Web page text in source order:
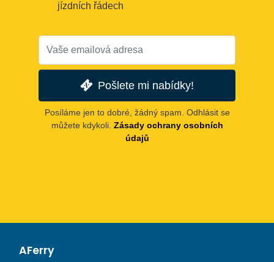
jízdních řádech
Pošlete mi nabídky!
Posíláme jen to dobré, žádný spam. Odhlásit se
můžete kdykoli. Zásady ochrany osobních
údajů
AFerry